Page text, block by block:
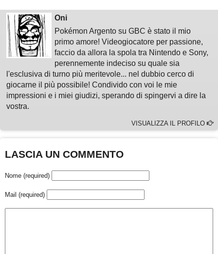
Oni
Pokémon Argento su GBC è stato il mio
primo amore! Videogiocatore per passione,
faccio da allora la spola tra Nintendo e Sony,
perennemente indeciso su quale sia
l'esclusiva di turno più meritevole... nel dubbio cerco di
giocarne il più possibile! Condivido con voi le mie
impressioni e i miei giudizi, sperando di spingervi a dire la
vostra.
VISUALIZZA IL PROFILO
LASCIA UN COMMENTO
Nome (required)
Mail (required)